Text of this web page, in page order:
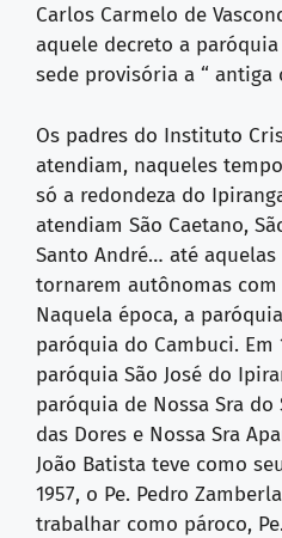
Carlos Carmelo de
aquele decreto a
sede provisória a “ antiga
Os padres do Instituto
atendiam, naqueles
só a redondeza do
atendiam São Caetano,
Santo André… até
tornarem autônomas com
Naquela época, a
paróquia do Cambuci. Em
paróquia São José do
paróquia de Nossa Sra do
das Dores e Nossa Sra
João Batista teve como
1957, o Pe. Pedro
trabalhar como pároco,